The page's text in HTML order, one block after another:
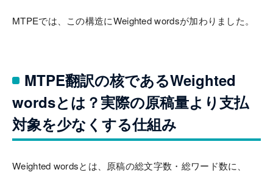
MTPEでは、この構造にWeighted wordsが加わりました。
MTPE翻訳の核であるWeighted
wordsとは？実際の原稿量より支払
対象を少なくする仕組み
Weighted wordsとは、原稿の総文字数・総ワード数に、